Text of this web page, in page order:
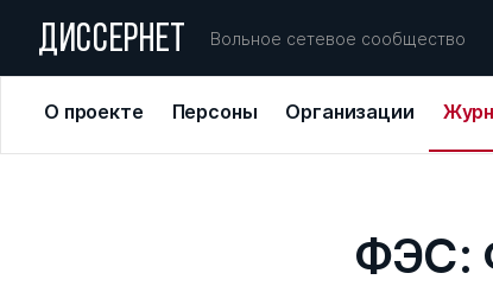
ДИССЕРНЕТ Вольное сетевое сообщество
О проекте Персоны Организации
ФЭС: